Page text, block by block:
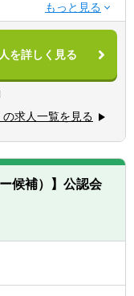
務
き及び届出
）
通し幅広い経験が積
となります。
を経験することがで
ントの税務に一環し
。
を詳しく見る
求人一覧を見る
候補）】公認会